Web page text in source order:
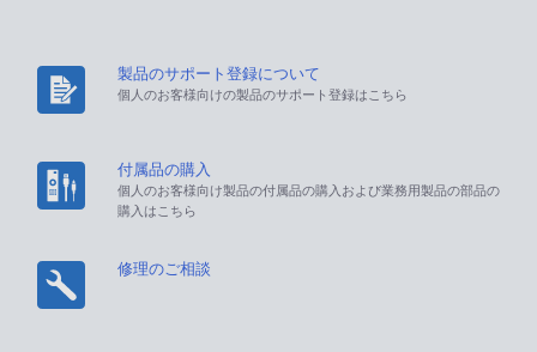
製品のサポート登録について
個人のお客様向けの製品のサポート登録はこちら
付属品の購入
個人のお客様向け製品の付属品の購入および業務用製品の部品の
購入はこちら
修理のご相談